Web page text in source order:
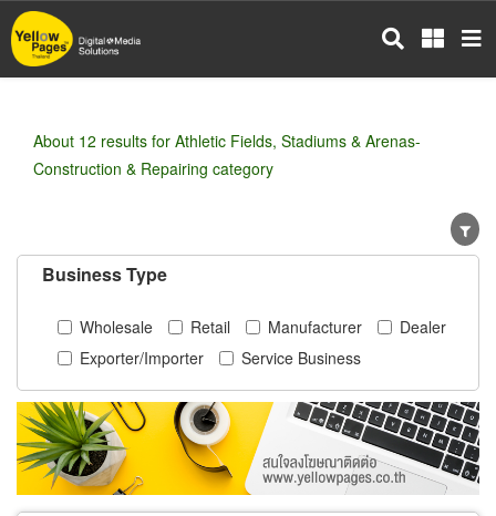
Skip
to
main
About 12 results for Athletic Fields, Stadiums & Arenas-
Construction & Repairing category
Business Type
Wholesale Retail Manufacturer
Dealer
Exporter/Importer
Service Business